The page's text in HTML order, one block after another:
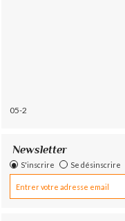
05-2
Newsletter
S'inscrire Se désinscrire